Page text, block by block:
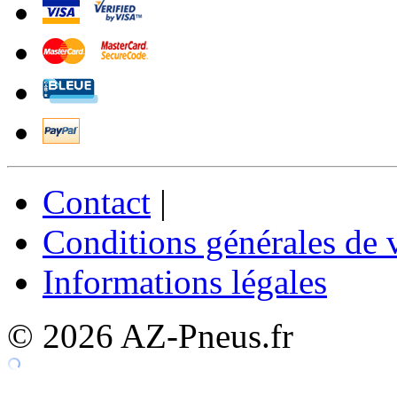
Contact |
Conditions générales de
Informations légales
© 2026 AZ-Pneus.fr